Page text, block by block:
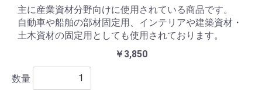
主に産業資材分野向けに使用されている商品です。
自動車や船舶の部材固定用、インテリアや建築資材・
土木資材の固定用としても使用されております。
￥3,850
数量